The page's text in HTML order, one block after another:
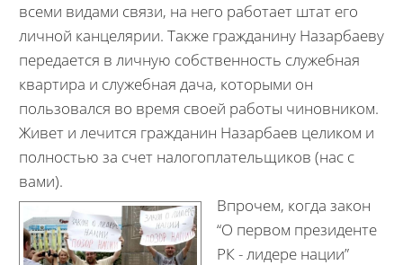
всеми видами связи, на него работает штат его
личной канцелярии. Также гражданину Назарбаеву
передается в личную собственность служебная
квартира и служебная дача, которыми он
пользовался во время своей работы чиновником.
Живет и лечится гражданин Назарбаев целиком и
полностью за счет налогоплательщиков (нас с
вами).
Впрочем, когда закон
“О первом президенте
РК - лидере нации”